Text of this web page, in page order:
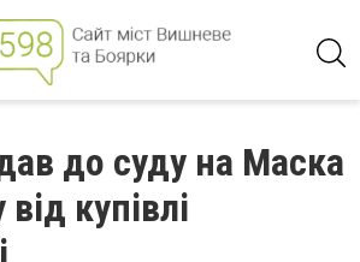
до суду на Маска
купівлі